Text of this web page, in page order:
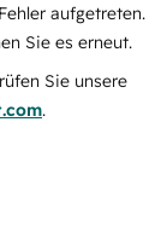
aufgetreten.
Sie es erneut.
Sie unsere
.